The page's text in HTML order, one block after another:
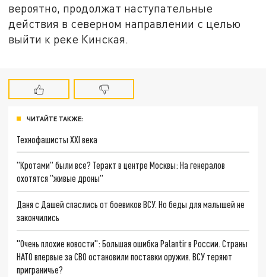
вероятно, продолжат наступательные
действия в северном направлении с целью
выйти к реке Кинская.
ЧИТАЙТЕ ТАКЖЕ:
Технофашисты XXI века
"Кротами" были все? Теракт в центре Москвы: На генералов
охотятся "живые дроны"
Даня с Дашей спаслись от боевиков ВСУ. Но беды для малышей не
закончились
"Очень плохие новости": Большая ошибка Palantir в России. Страны
НАТО впервые за СВО остановили поставки оружия. ВСУ теряют
приграничье?